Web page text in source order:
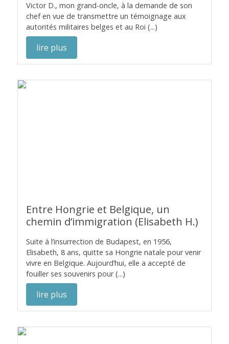
Victor D., mon grand-oncle, à la demande de son
chef en vue de transmettre un témoignage aux
autorités militaires belges et au Roi (...)
lire plus
Entre Hongrie et Belgique, un
chemin d’immigration (Elisabeth H.)
Suite à l’insurrection de Budapest, en 1956,
Elisabeth, 8 ans, quitte sa Hongrie natale pour venir
vivre en Belgique. Aujourd’hui, elle a accepté de
fouiller ses souvenirs pour (...)
lire plus